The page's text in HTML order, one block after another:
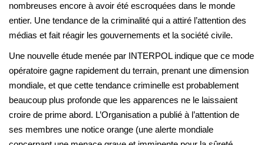
nombreuses encore à avoir été escroquées dans le monde
entier. Une tendance de la criminalité qui a attiré l’attention des
médias et fait réagir les gouvernements et la société civile.
Une nouvelle étude menée par INTERPOL indique que ce mode
opératoire gagne rapidement du terrain, prenant une dimension
mondiale, et que cette tendance criminelle est probablement
beaucoup plus profonde que les apparences ne le laissaient
croire de prime abord. L’Organisation a publié à l’attention de
ses membres une notice orange (une alerte mondiale